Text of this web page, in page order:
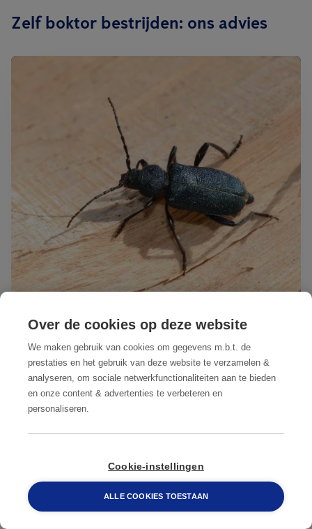
Zelf boktor bestrijden: ons advies
Boktor, wat nu?
We raden niet aan om zelf aan te slag te
zijn vaak niet sterk genoeg om tot de kern
van het hout door te dringen waar de
eitjes zich bevinden. Wat kan je wel doen?
Over de cookies op deze website
We maken gebruik van cookies om gegevens m.b.t. de
prestaties en het gebruik van deze website te verzamelen &
analyseren, om sociale netwerkfunctionaliteiten aan te bieden
en onze content & advertenties te verbeteren en
personaliseren.
Cookie-instellingen
ALLE COOKIES TOESTAAN